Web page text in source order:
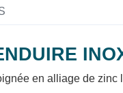
en alliage de zinc